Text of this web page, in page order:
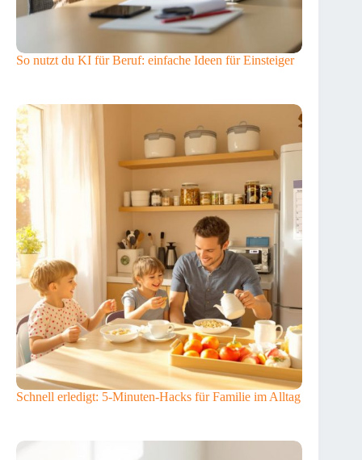
So nutzt du KI für Beruf: einfache Ideen für Einsteiger
Schnell erledigt: 5-Minuten-Hacks für Familie im Alltag